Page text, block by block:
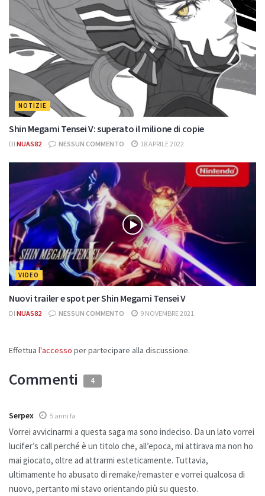
NOTIZIE
Shin Megami Tensei V: superato il milione di copie
DI NUAS82 NESSUN COMMENTO 18 APRILE 2022
VIDEO
Nuovi trailer e spot per Shin Megami Tensei V
DI NUAS82 NESSUN COMMENTO 9 NOVEMBRE 2021
Effettua l'accesso per partecipare alla discussione.
Commenti 4
Serpex 5 anni fa
Vorrei avvicinarmi a questa saga ma sono indeciso. Da un lato vorrei
lucifer’s call perché è un titolo che, all’epoca, mi attirava ma non ho
mai giocato, oltre ad attrarmi esteticamente. Tuttavia,
ultimamente ho abusato di remake/remaster e vorrei qualcosa di
nuovo, pertanto mi stavo orientando più su questo.